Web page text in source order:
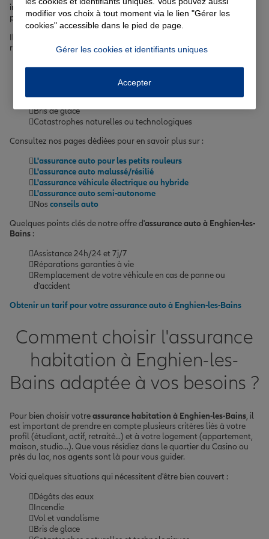
intégrant les garanties essentielles et des options complémentaires
pour une protection optimale.
Il est primordial de bien assurer son véhicule face aux différents
risques :
Accident de la route
Événements climatiques (grêle, tempête...)
Bris de glace
Catastrophes naturelles ou technologiques
Consultez nos pages dédiées pour en savoir plus sur :
L'assurance auto pour les petits rouleurs
L'assurance auto malussé/résilié
L'assurance véhicule électrique ou hybride
L'assurance auto semi-autonome
Nos conseils auto
Quelques points clés de notre offre d'assurance auto à Enghien-les-
Bains :
Assistance 24h/24 et 7j/7
Réparations garanties à vie
Remplacement de votre véhicule en cas de panne ou
d'accident
Obtenir un tarif pour votre assurance auto à Enghien-les-Bains
Comment choisir l'assurance
habitation à Enghien-les-
Bains adaptée à vos besoins ?
Pour bien choisir votreassurance habitation à Enghien-les-Bains, il
est important de prendre en compte plusieurs critères liés à votre
profil (étudiant, actif, retraité...) et à votre logement (appartement,
maison, studio...). Que vous résidiez dans le quartier du Casino ou
près du lac, nos agents sont là pour vous guider.
Voici quelques situations qui nécessitent d'être bien couvert :
Dégâts des eaux
Incendie
Vol et vandalisme
Bris de glace
modifier vos choix à tout moment via le lien "Gérer les
cookies" accessible dans le pied de page.
Gérer les cookies et identifiants uniques
Accepter